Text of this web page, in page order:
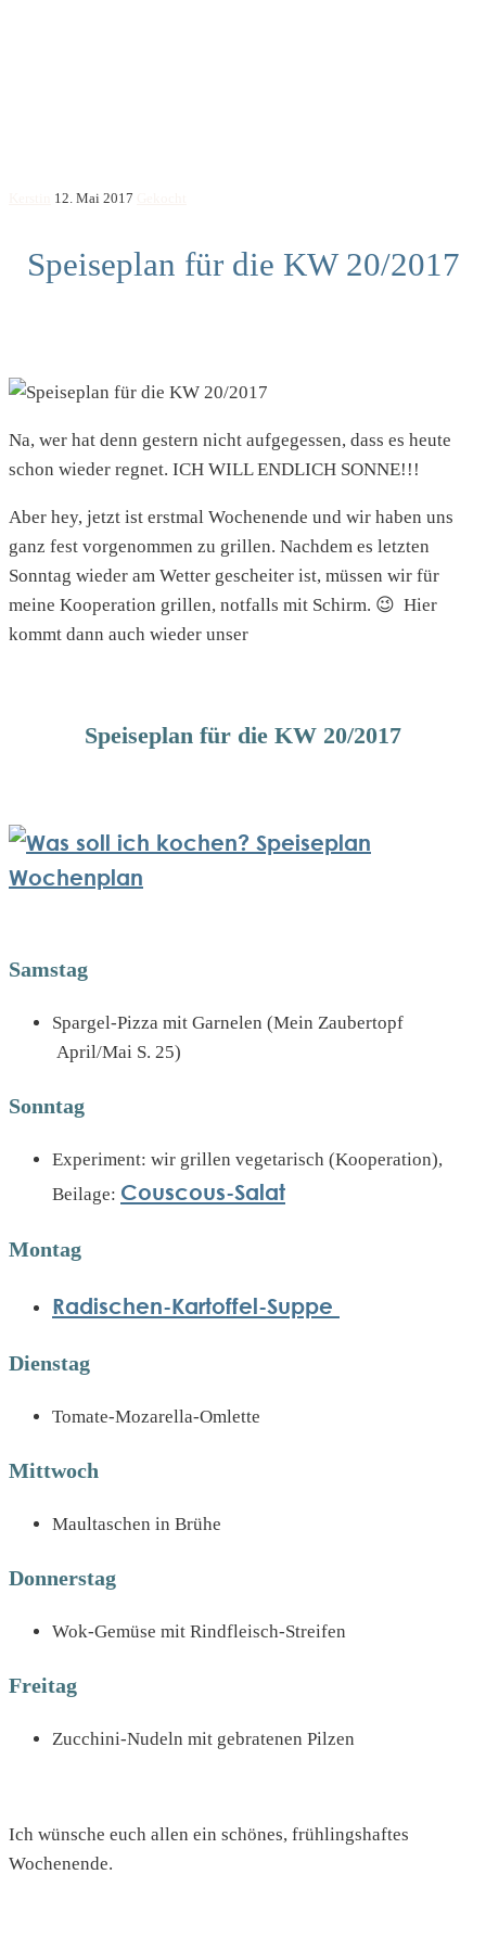
12. Mai 2017
Speiseplan für die KW 20/2017
Na, wer hat denn gestern nicht aufgegessen, dass es heute
schon wieder regnet. ICH WILL ENDLICH SONNE!!!
Aber hey, jetzt ist erstmal Wochenende und wir haben uns
ganz fest vorgenommen zu grillen. Nachdem es letzten
Sonntag wieder am Wetter gescheiter ist, müssen wir für
meine Kooperation grillen, notfalls mit Schirm. 😉 Hier
kommt dann auch wieder unser
Speiseplan für die KW 20/2017
Samstag
Spargel-Pizza mit Garnelen (Mein Zaubertopf
April/Mai S. 25)
Sonntag
Experiment: wir grillen vegetarisch (Kooperation),
Beilage: Couscous-Salat
Montag
Radischen-Kartoffel-Suppe
Dienstag
Tomate-Mozarella-Omlette
Mittwoch
Maultaschen in Brühe
Donnerstag
Wok-Gemüse mit Rindfleisch-Streifen
Freitag
Zucchini-Nudeln mit gebratenen Pilzen
Ich wünsche euch allen ein schönes, frühlingshaftes
Wochenende.